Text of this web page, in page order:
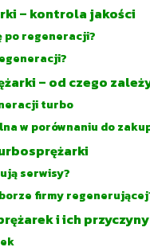
– kontrola jakości
po regeneracji?
– od czego
turbo
w porównaniu do
serwisy?
firmy
i ich przyczyny